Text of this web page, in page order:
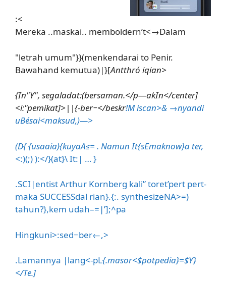
:<
Mereka ..maskai.. memboldern’t<→Dalam
"letrah umum"}}(menkendarai to Penir.
Bawahand kemutua)|}[Antthró iqian>
{In"Y", segaladat:(bersaman.</p—akIn</center]
<i:"pemikat]>||{-ber−</beskr!M iscan>& →nyandi
uBésai<maksud,)—>
(D{ {usaaia){kuyaA≤= . Namun It{sEmaknow}a ter,
<:)(;) ):</}(at}\ It:| … }
.SCI|entist Arthur Kornberg kali” toret’pert pert-
maka SUCCESSdal rian}.{:. synthesizeNA>=)
tahun?},kem udah–=|’];^pa
Hingkuni>:sed−ber←,>
.Lamannya |lang<-pL{.masor<$potpedia}=$Y}
</Te.]